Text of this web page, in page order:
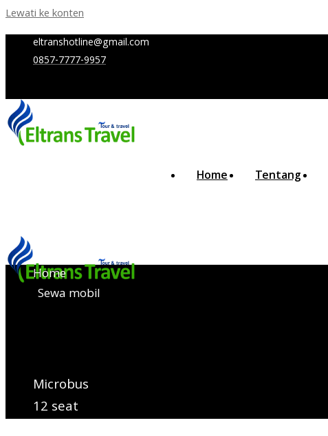
Lewati ke konten
eltranshotline@gmail.com
0857-7777-9957
Home Tentang
Home
Sewa mobil
Microbus
12 seat